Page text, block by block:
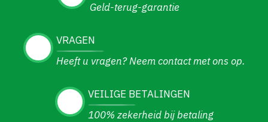
Geld-terug-garantie
VRAGEN
Heeft u vragen? Neem contact met ons op.
VEILIGE BETALINGEN
100% zekerheid bij betaling